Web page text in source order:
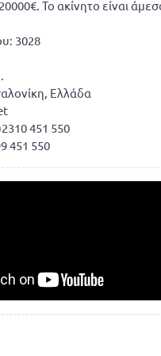
Το ακίνητο είναι
3028
Ελλάδα
451 550
451 550